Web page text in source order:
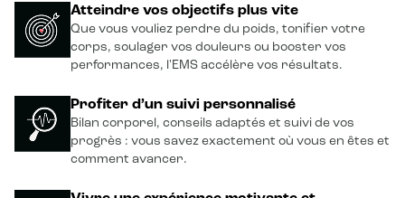
Atteindre vos objectifs plus vite
Que vous vouliez perdre du poids, tonifier votre
corps, soulager vos douleurs ou booster vos
performances, l'EMS accélère vos résultats.
Profiter d’un suivi personnalisé
Bilan corporel, conseils adaptés et suivi de vos
progrès : vous savez exactement où vous en êtes et
comment avancer.